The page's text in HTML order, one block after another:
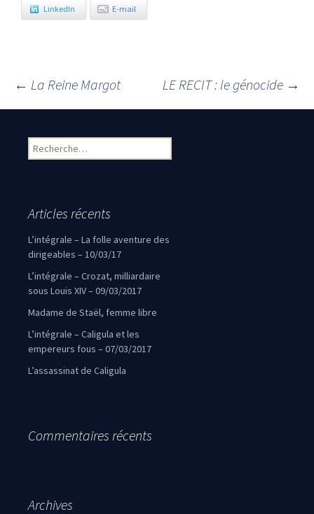
LinkedIn E-mail
Navigation des articles
← La Reine Margot LE RECIT : le génocide →
Rechercher :
Articles récents
L’intégrale – La folle aventure des
dirigeables – 10/03/17
L’intégrale – Crozat, milliardaire
sous Louis XIV – 09/03/2017
Madame de Staël, femme libre
L’intégrale – Caligula et les
empereurs fous – 07/03/2017
L’assassinat de Caligula
Commentaires récents
Archives